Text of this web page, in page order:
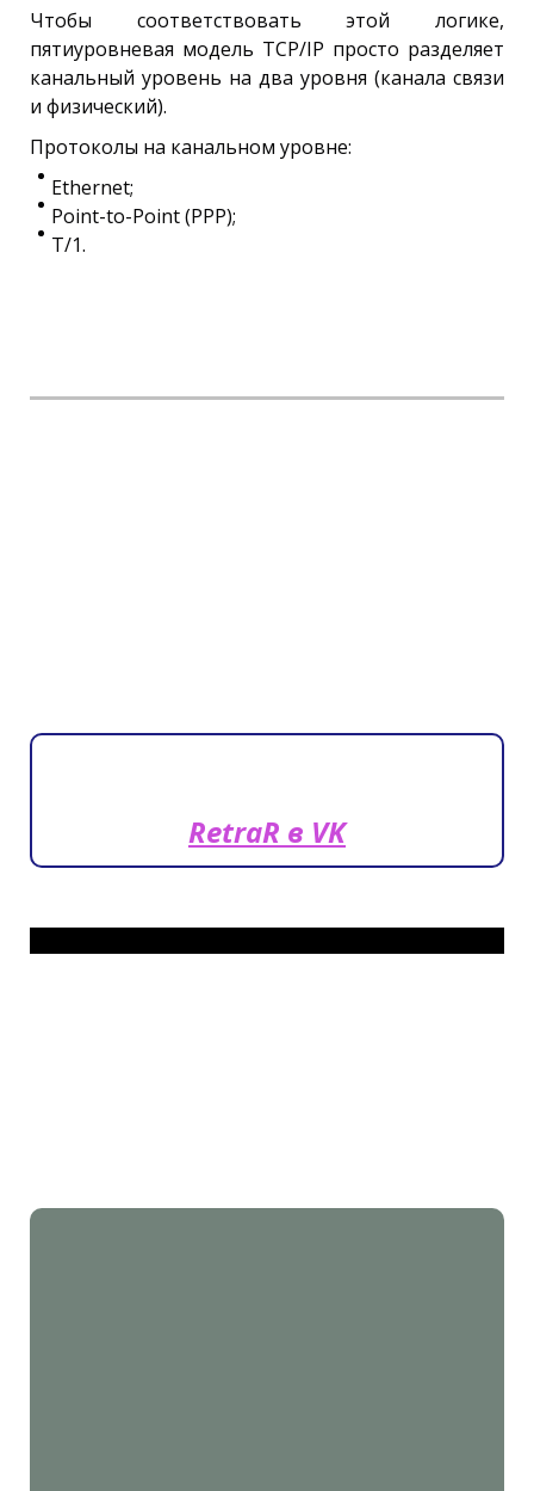
Чтобы соответствовать этой логике,
пятиуровневая модель ТСР/IР просто разделяет
канальный уровень на два уровня (канала связи
и физический).
Протоколы на канальном уровне:
Ethernet;
Point-to-Point (PPP);
T/1.
RetraR в VK